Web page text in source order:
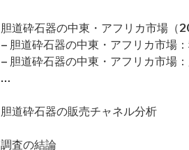
胆道砕石器の中東・アフリカ市場（
– 胆道砕石器の中東・アフリカ市場：
– 胆道砕石器の中東・アフリカ市場：
…
胆道砕石器の販売チャネル分析
調査の結論